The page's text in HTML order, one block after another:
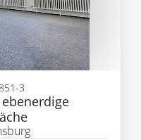
3